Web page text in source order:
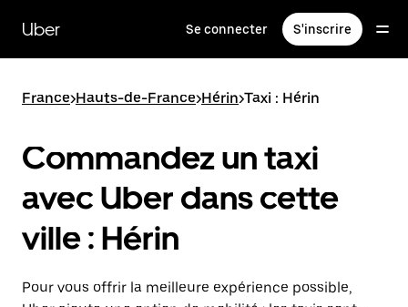
contenu
principal
Uber Se connecter S'inscrire
France>Hauts-de-France>Hérin>Taxi : Hérin
Commandez un taxi
avec Uber dans cette
ville : Hérin
Pour vous offrir la meilleure expérience possible,